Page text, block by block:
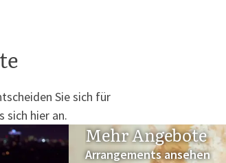
Sie sich für
sich hier an.
Mehr Angebote
Arrangements ansehen